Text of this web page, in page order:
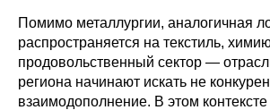
Помимо металлургии, аналогичная
распространяется на текстиль,
продовольственный сектор —
региона начинают искать не
взаимодополнение. В этом